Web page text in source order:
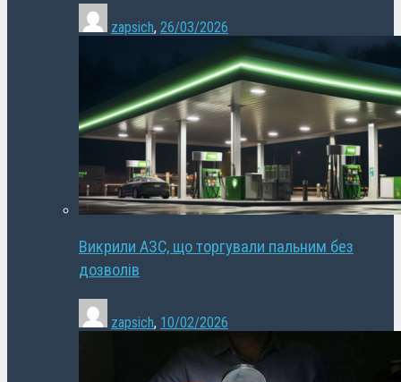
zapsich, 26/03/2026
Викрили АЗС, що торгували пальним без
дозволів
zapsich, 10/02/2026